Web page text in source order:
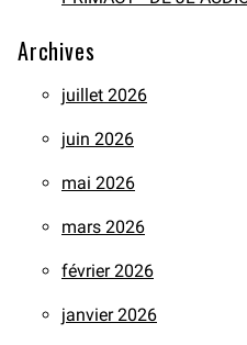
Archives
juillet 2026
juin 2026
mai 2026
mars 2026
février 2026
janvier 2026